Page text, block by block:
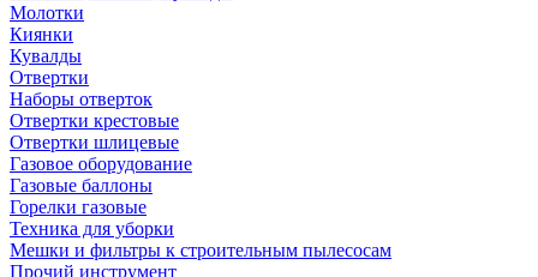
Молотки
Киянки
Кувалды
Отвертки
Наборы отверток
Отвертки крестовые
Отвертки шлицевые
Газовое оборудование
Газовые баллоны
Горелки газовые
Техника для уборки
Мешки и фильтры к строительным пылесосам
Прочий инструмент